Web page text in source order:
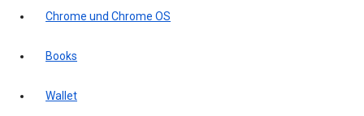
Chrome und Chrome OS
Books
Wallet